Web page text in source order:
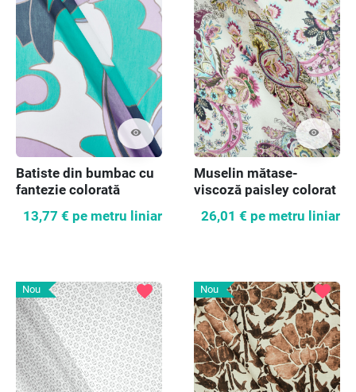
visibility
Batiste din bumbac cu
fantezie colorată
13,77 € pe metru liniar
visibility
Muselin mătase-
viscoză paisley colorat
26,01 € pe metru liniar
Nou favorite Nou favorite